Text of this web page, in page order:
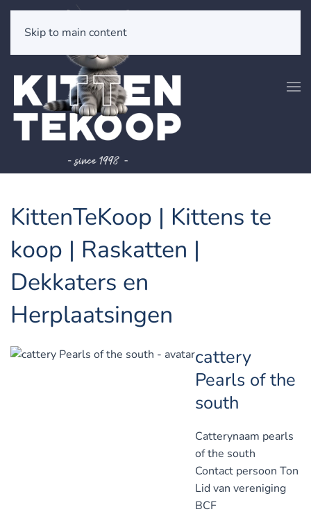
Skip to main content
KittenTeKoop | Kittens te
koop | Raskatten |
Dekkaters en
Herplaatsingen
cattery
Pearls of the
south
Catterynaam pearls
of the south
Contact persoon Ton
Lid van vereniging
BCF